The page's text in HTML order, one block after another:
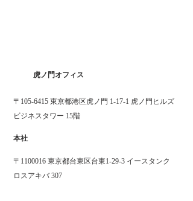
​虎ノ門オフィス
〒105-6415 東京都港区虎ノ門 1-17-1 虎ノ門ヒルズ
ビジネスタワー 15階
​本社
〒1100016 東京都台東区台東1-29-3 イースタンク
ロスアキバ 307